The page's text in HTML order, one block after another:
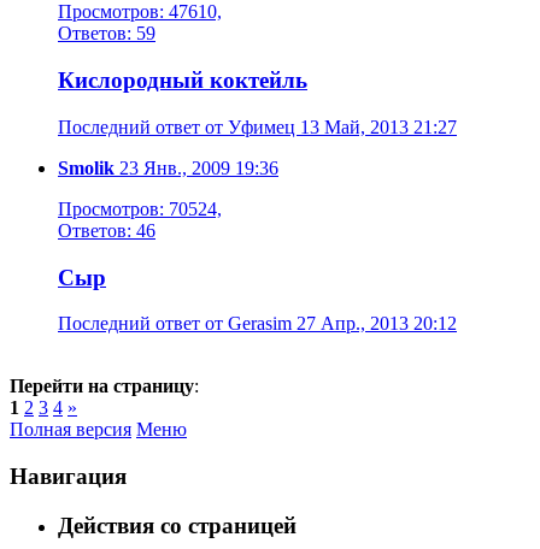
Просмотров: 47610,
Ответов: 59
Кислородный коктейль
Последний ответ от Уфимец 13 Май, 2013 21:27
Smolik 23 Янв., 2009 19:36
Просмотров: 70524,
Ответов: 46
Сыр
Последний ответ от Gerasim 27 Апр., 2013 20:12
Перейти на страницу:
1 2 3 4 »
Полная версия Меню
Навигация
Действия со страницей